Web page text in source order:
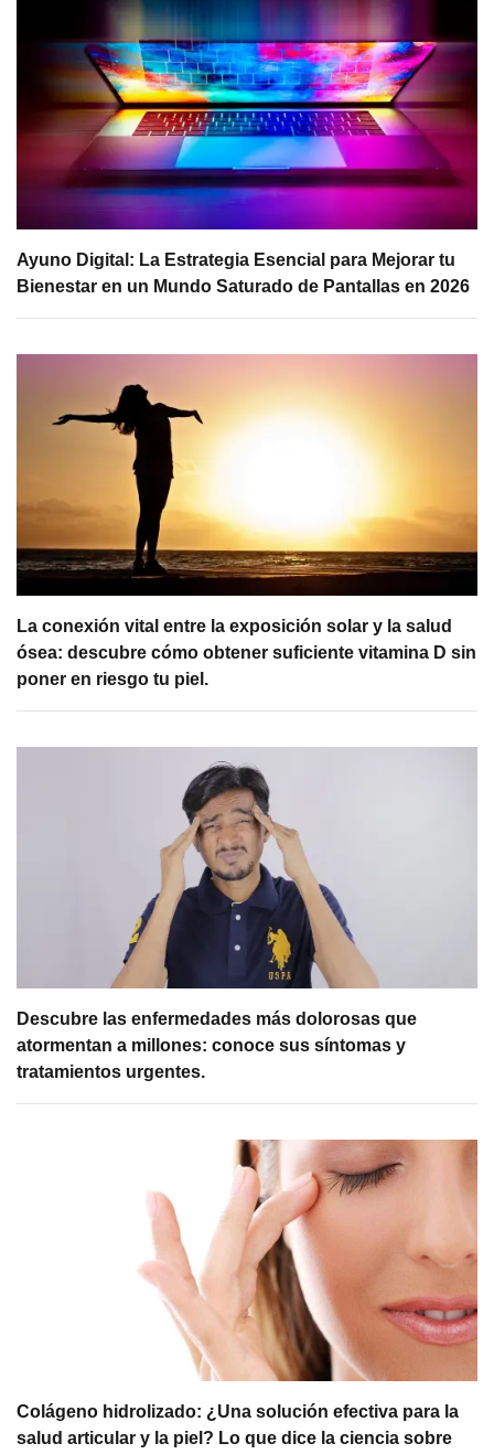
Ayuno Digital: La Estrategia Esencial para Mejorar tu
Bienestar en un Mundo Saturado de Pantallas en 2026
La conexión vital entre la exposición solar y la salud
ósea: descubre cómo obtener suficiente vitamina D sin
poner en riesgo tu piel.
Descubre las enfermedades más dolorosas que
atormentan a millones: conoce sus síntomas y
tratamientos urgentes.
Colágeno hidrolizado: ¿Una solución efectiva para la
salud articular y la piel? Lo que dice la ciencia sobre